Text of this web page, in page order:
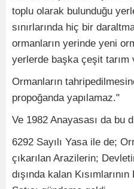
toplu olarak bulunduğu
sınırlarında hiç bir
ormanların yerinde yeni
yerlerde başka çeşit tarım
Ormanların
propoğanda yapılamaz."
Ve 1982 Anayasası da bu
6292 Sayılı Yasa ile de;
çıkarılan Arazilerin;
dışında kalan